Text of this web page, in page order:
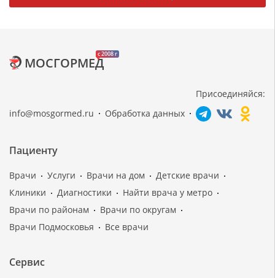
c 2008 г
МОСГОРМЕД
info@mosgormed.ru Обработка данных
Присоединяйся:
Пациенту
Врачи Услуги Врачи на дом
Детские врачи
Клиники
Диагностики
Найти врача у метро
Врачи по районам
Врачи по округам
Врачи Подмосковья
Все врачи
Сервис